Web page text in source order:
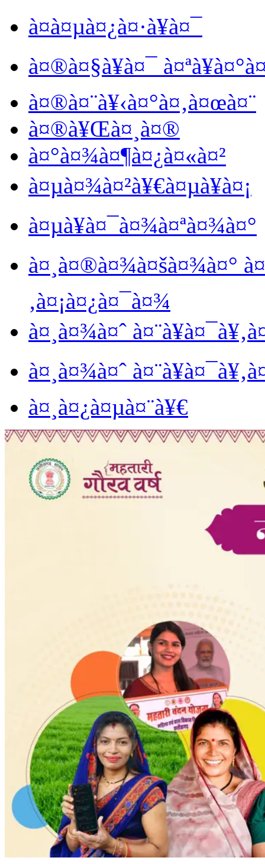
à¤­à¤µà¤¿à¤·à¥à¤¯
à¤®à¤§à¥à¤¯
à¤®à¤¨à¥‹à¤°à¤‚à¤œà¤¨
à¤®à¥Œà¤¸à¤®
à¤°à¤¾à¤¶à¤¿à¤«à¤²
à¤µà¤¾à¤²à¥€à¤µà¥à¤¡
à¤µà¥à¤¯à¤¾à¤ªà¤¾à¤°
à¤¸à¤®à¤¾à¤šà¤¾à¤°
‚à¤¡à¤¿à¤¯à¤¾
à¤¸à¤¾à¤ˆ
à¤¸à¤¾à¤ˆ
à¤¸à¤¿à¤µà¤¨à¥€